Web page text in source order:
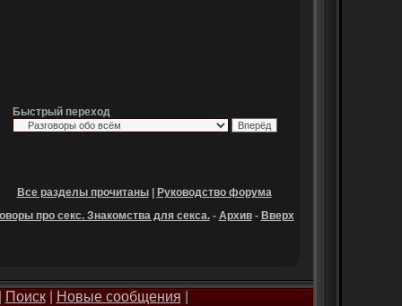
Быстрый переход
Все разделы прочитаны|
Руководство форума
про секс. Знакомства для секса.- Архив- Вверх
Поиск| Новые сообщения